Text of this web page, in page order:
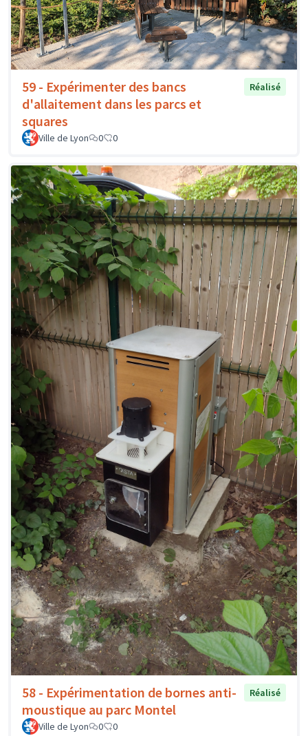
59 - Expérimenter des bancs
d'allaitement dans les parcs et
squares
Réalisé
Ville de Lyon 0 0
58 - Expérimentation de bornes anti-
moustique au parc Montel
Réalisé
Ville de Lyon 0 0